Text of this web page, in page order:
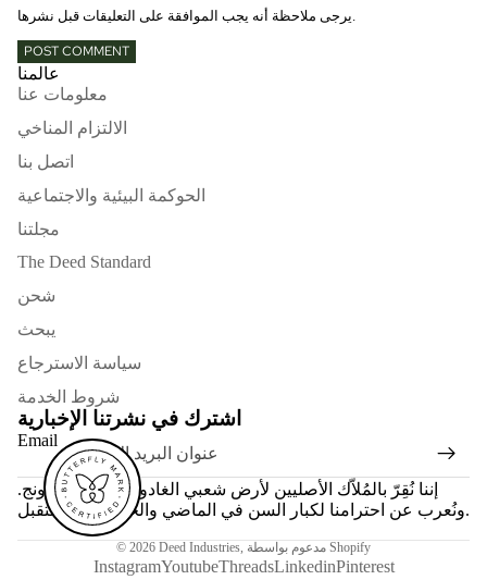
POST COMMENT
عالمنا
معلومات عنا
الالتزام المناخي
اتصل بنا
الحوكمة البيئية والاجتماعية
مجلتنا
The Deed Standard
شحن
يبحث
سياسة الاسترجاع
شروط الخدمة
اشترك في نشرتنا الإخبارية
Email
إننا نُقِرّ بالمُلاّك الأصليين لأرض شعبي الغادوبانود والواثاورونج.
ونُعرب عن احترامنا لكبار السن في الماضي والحاضر والمستقبل.
© 2026 Deed Industries مدعوم بواسطة Shopify
InstagramYoutubeThreadsLinkedinPinterest